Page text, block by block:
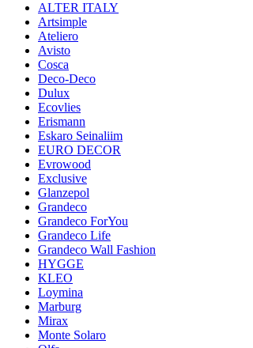
ALTER ITALY
Artsimple
Ateliero
Avisto
Cosca
Deco-Deco
Dulux
Ecovlies
Erismann
Eskaro Seinaliim
EURO DECOR
Evrowood
Exclusive
Glanzepol
Grandeco
Grandeco ForYou
Grandeco Life
Grandeco Wall Fashion
HYGGE
KLEO
Loymina
Marburg
Mirax
Monte Solaro